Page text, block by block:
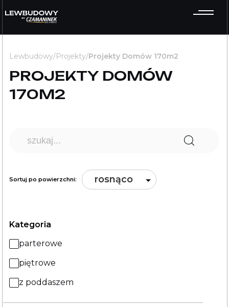
Lewbudowy/Projekty/Projekty Domów 170m2
PROJEKTY DOMÓW
170M2
Sortuj po powierzchni: rosnąco
Kategoria
parterowe
piętrowe
z poddaszem